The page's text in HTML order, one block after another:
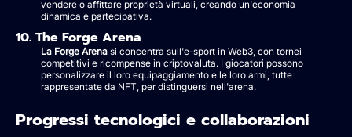
vendere o affittare proprietà virtuali, creando un'economia
dinamica e partecipativa.
10. The Forge Arena
La Forge Arena si concentra sull'e-sport in Web3, con tornei
competitivi e ricompense in criptovaluta. I giocatori possono
personalizzare il loro equipaggiamento e le loro armi, tutte
rappresentate da NFT, per distinguersi nell'arena.
Progressi tecnologici e collaborazioni